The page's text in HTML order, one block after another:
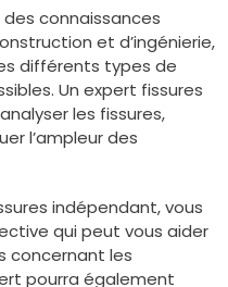
connaissances
et d’ingénierie,
différents types de
Un expert fissures
les fissures,
l’ampleur des
indépendant, vous
qui peut vous aider
concernant les
pourra également